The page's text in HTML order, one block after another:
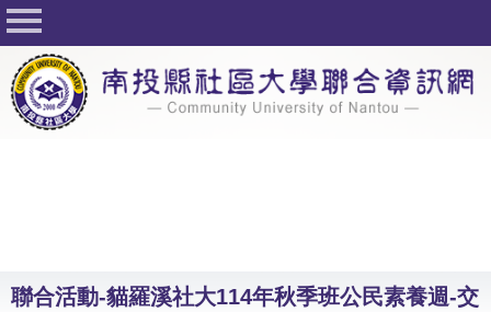
回首頁
關於社大
公佈欄
課程一覽表
聯合活動-貓羅溪社大114年秋季班公民素養週-交